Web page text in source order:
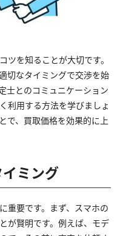
ツを知ることが大切です。
切なタイミングで交渉を始
士とのコミュニケーション
利用する方法を学びましょ
で、買取価格を効果的に上
ミング
重要です。まず、スマホの
が賢明です。例えば、モデ